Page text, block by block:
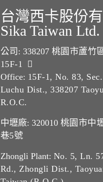
台灣西卡股份
Sika Taiwan Ltd.
公司: 338207 桃園市蘆竹
15F-1
Office: 15F-1, No. 83,
Luchu Dist., 338207
R.O.C.
中壢廠: 320010 桃園市中
巷5號
Zhongli Plant: No. 5, Ln.
Rd., Zhongli Dist.,